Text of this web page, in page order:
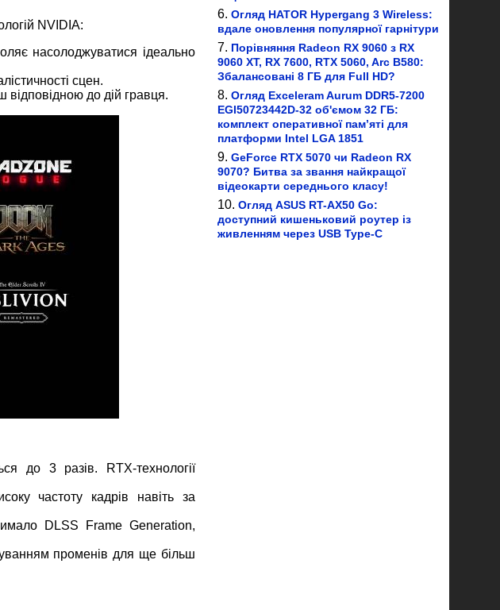
NVIDIA:
насолоджуватися ідеально
сцен.
до дій гравця.
до 3 разів. RTX-технології
частоту кадрів навіть за
DLSS Frame Generation,
променів для ще більш
Огляд HATOR Hypergang 3 Wireless:
вдале оновлення популярної гарнітури
Порівняння Radeon RX 9060 з RX
9060 XT, RX 7600, RTX 5060, Arc B580:
Збалансовані 8 ГБ для Full HD?
Огляд Exceleram Aurum DDR5-7200
EGI50723442D-32 об'ємом 32 ГБ:
комплект оперативної пам’яті для
платформи Intel LGA 1851
GeForce RTX 5070 чи Radeon RX
9070? Битва за звання найкращої
відеокарти середнього класу!
Огляд ASUS RT-AX50 Go:
доступний кишеньковий роутер із
живленням через USB Type-C